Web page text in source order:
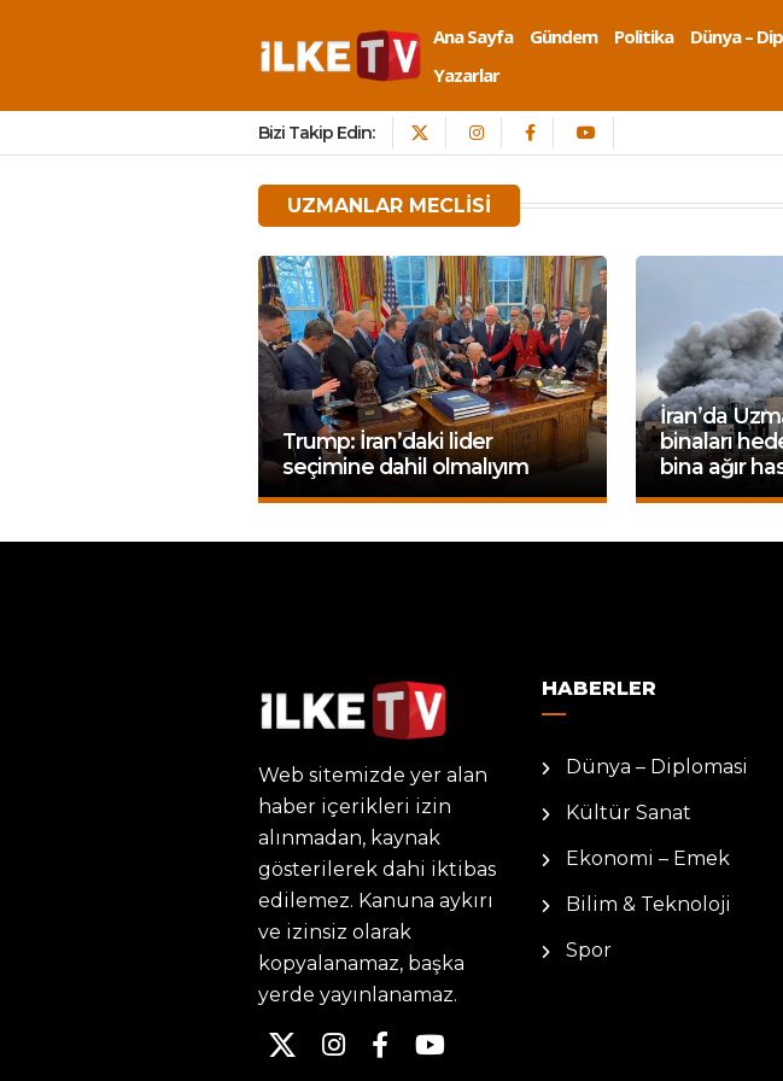
Ana Sayfa Gündem Politika Dünya –
Yazarlar
Bizi Takip Edin:
UZMANLAR MECLISI
Trump: İran’daki lider
seçimine dahil olmalıyım
İran’da
binaları
bina ağır
Web sitemizde yer alan
haber içerikleri izin
alınmadan, kaynak
gösterilerek dahi iktibas
edilemez. Kanuna aykırı
ve izinsiz olarak
kopyalanamaz, başka
yerde yayınlanamaz.
HABERLER
Dünya – Diplomasi
Kültür Sanat
Ekonomi – Emek
Bilim & Teknoloji
Spor